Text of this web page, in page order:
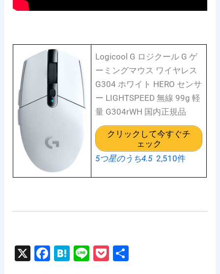
Logicool G ロジクール G ゲ
ーミングマウス ワイヤレス
G304 ホワイト HERO センサ
ー LIGHTSPEED 無線 99g 軽
量 G304rWH 国内正規品
クリックして今すぐチ
ェック
5つ星のうち4.5 2,510件
X
F
H
Li
P